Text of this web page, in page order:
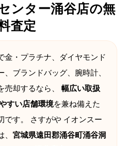
ンター涌谷店の無
査定
金・プラチナ、ダイヤモンド
ブランドバッグ、腕時計、
売却するなら、 幅広い取扱
すい店舗環境を兼ね備えた
です。 さすがや イオンスー
宮城県遠田郡涌谷町涌谷洞